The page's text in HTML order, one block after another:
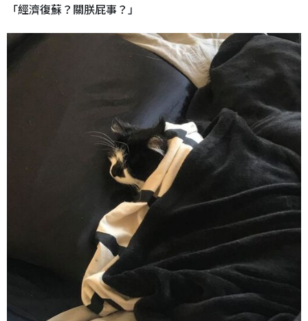
「經濟復蘇？關朕屁事？」